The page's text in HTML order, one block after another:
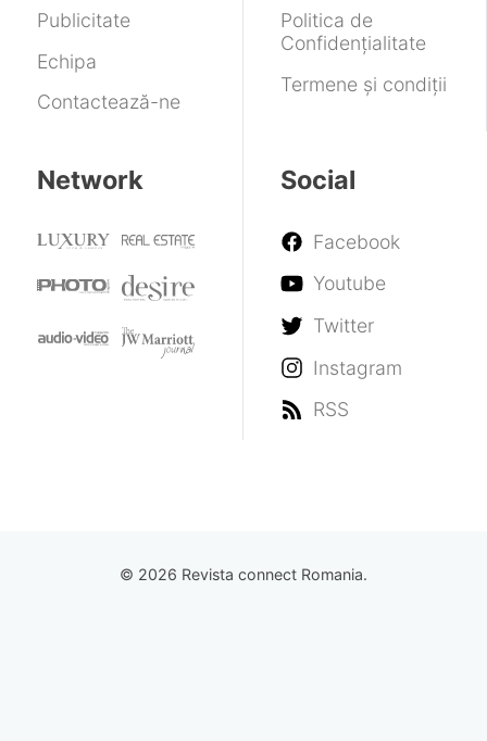
Publicitate
Echipa
Contactează-ne
Politica de
Confidențialitate
Termene și condiții
Network Social
Facebook
Youtube
Twitter
Instagram
RSS
© 2026 Revista connect Romania.